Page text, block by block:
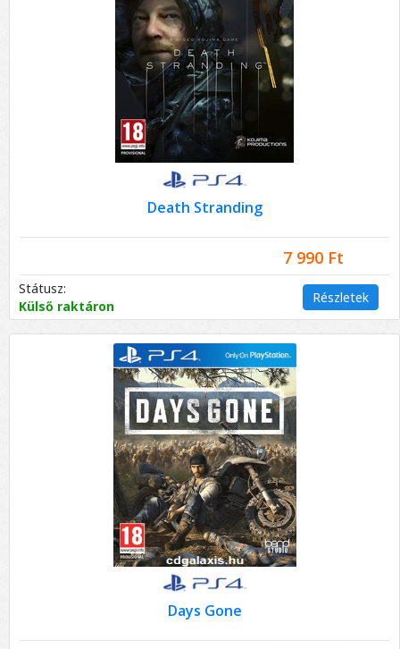
Death Stranding
7 990 Ft
Státusz:
Külső raktáron
Részletek
Days Gone